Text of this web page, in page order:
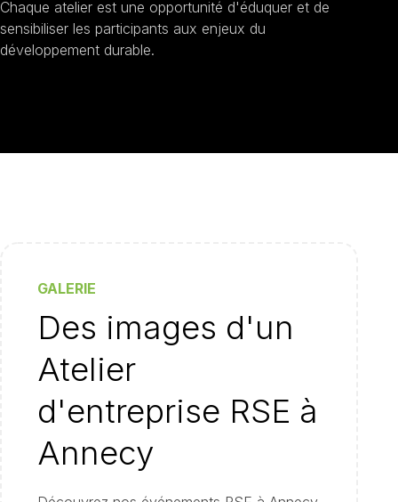
Chaque atelier est une opportunité d'éduquer et de
sensibiliser les participants aux enjeux du
développement durable.
GALERIE
Des images d'un
Atelier
d'entreprise RSE à
Annecy